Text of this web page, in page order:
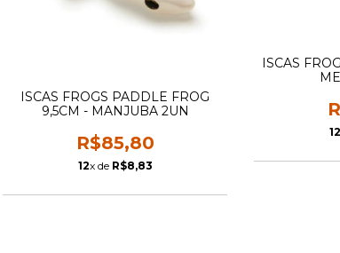
ISCAS FROGS PADDLE FROG
9,5CM - MANJUBA 2UN
R$85,80
12x de R$8,83
ISCAS
12